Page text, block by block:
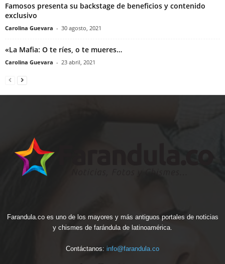
Famosos presenta su backstage de beneficios y contenido
exclusivo
Carolina Guevara - 30 agosto, 2021
«La Mafia: O te ríes, o te mueres…
Carolina Guevara - 23 abril, 2021
Farandula.co es uno de los mayores y más antiguos portales de noticias
y chismes de farándula de latinoamérica.
Contáctanos: info@farandula.co